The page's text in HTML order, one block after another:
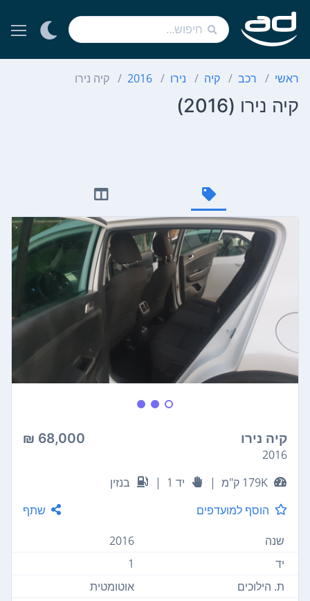
ראשי רכב קיה נירו 2016 קיה נירו
קיה נירו (2016)
קיה נירו 68,000 ₪
2016
179K ק"מ
| יד 1 |
בנזין
הוסף למועדפים
שתף
שנה
2016
יד
1
ת. הילוכים
אוטומטית